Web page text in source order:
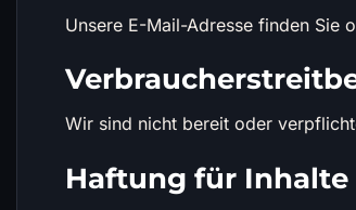
Unsere E-Mail-Adresse finden Sie
Wir sind nicht bereit oder
Haftung für Inhalte